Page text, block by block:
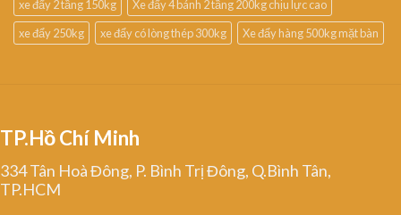
xe đẩy 2 tầng 150kg
Xe đẩy 4 bánh 2 tầng 200kg chịu lực cao
xe đẩy 250kg
xe đẩy có lòng thép 300kg Xe đẩy hàng 500kg mặt bàn
TP.Hồ Chí Minh
334 Tân Hoà Đông, P. Bình Trị Đông, Q.Bình Tân,
TP.HCM